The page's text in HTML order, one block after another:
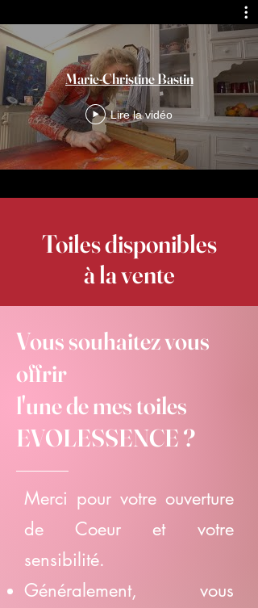
Marie-Christine Bastin
Lire la vidéo
Toiles disponibles
à la vente
Vous souhaitez vous
offrir
l'une de mes toiles
EVOLESSENCE ?
Merci pour votre ouverture
de Coeur et votre
sensibilité.
Généralement, vous